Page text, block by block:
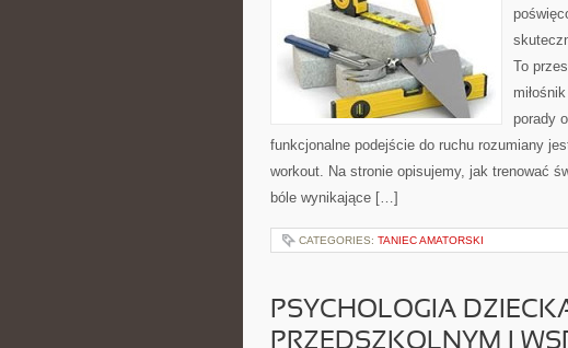
To
porady
funkcjonalne podejście do ruchu rozumiany
workout. Na stronie opisujemy, jak trenować
bóle wynikające […]
CATEGORIES: TANIEC AMATORSKI
PSYCHOLOGIA
PRZEDSZKOLNYM I